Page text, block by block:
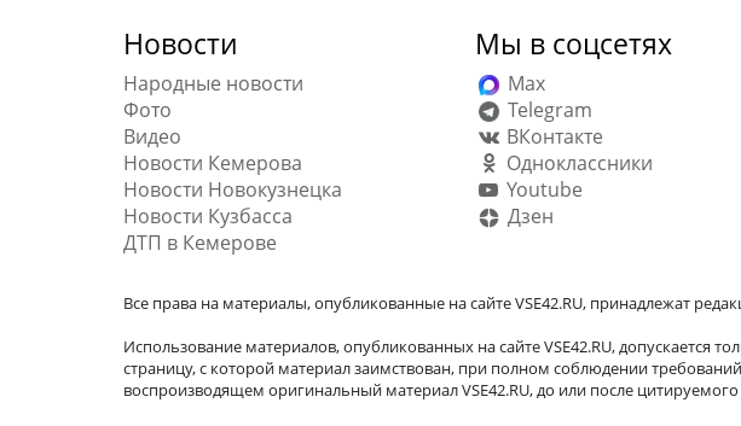
Новости
Народные новости
Фото
Видео
Новости Кемерова
Новости Новокузнецка
Новости Кузбасса
ДТП в Кемерове
Мы в соцсетях
Max
Telegram
ВКонтакте
Одноклассники
Youtube
Дзен
Все права на материалы, опубликованные на сайте VSE42.RU, принадлежат
Использование материалов, опубликованных на сайте VSE42.RU, допускается
страницу, с которой материал заимствован, при полном соблюдении требований
воспроизводящем оригинальный материал VSE42.RU, до или после